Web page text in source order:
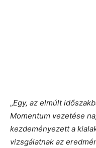
„Egy, az elmúlt
Momentum vezetése
kezdeményezett a
vizsgálatnak az